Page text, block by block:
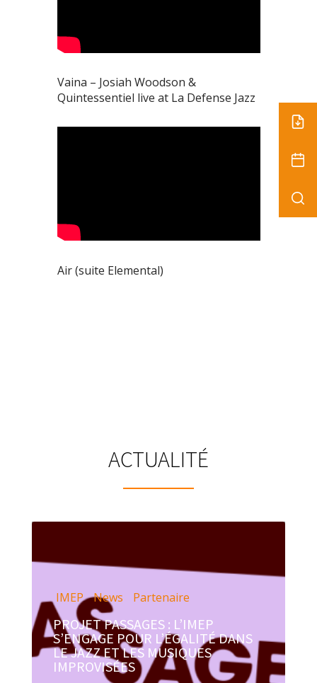
Vaina – Josiah Woodson &
Quintessentiel live at La Defense Jazz
Air (suite Elemental)
ACTUALITÉ
IMEP News Partenaire
PROJET PASSAGES : L’IMEP
S’ENGAGE POUR L’ÉGALITÉ DANS
LE JAZZ ET LES MUSIQUES
IMPROVISÉES